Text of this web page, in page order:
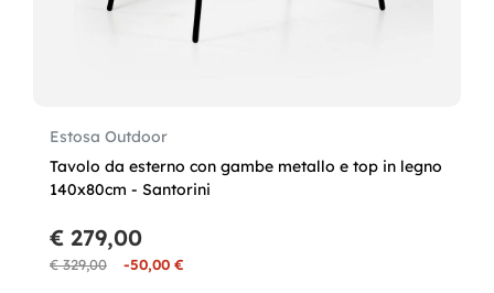
Estosa Outdoor
Tavolo da esterno con gambe metallo e top in legno
140x80cm - Santorini
€ 329,00 -50,00 €
€ 279,00